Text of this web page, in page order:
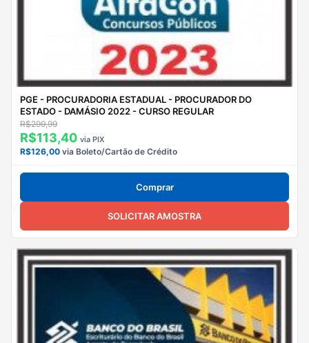
PGE - PROCURADORIA ESTADUAL - PROCURADOR DO
ESTADO - DAMÁSIO 2022 - CURSO REGULAR
R$299,99
R$113,40 via PIX
R$126,00 via Boleto/Cartão de Crédito
Comprar
SOLICITAR AMOSTRA